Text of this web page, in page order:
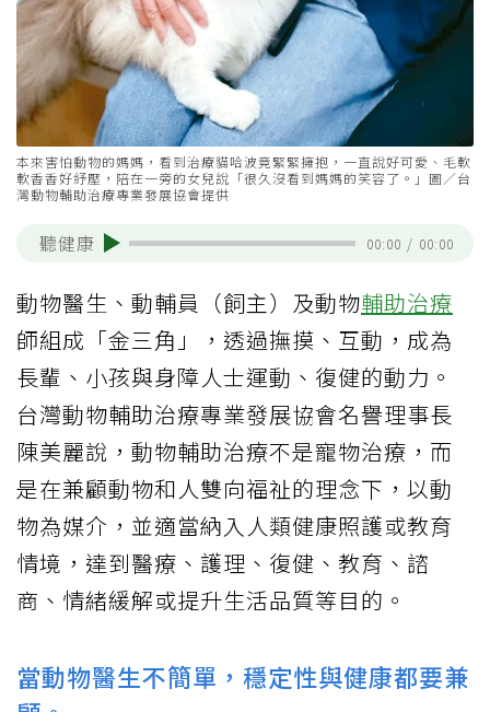
本來害怕動物的媽媽，看到治療貓哈波竟緊緊擁抱，一直說好可愛、毛軟
軟香香好紓壓，陪在一旁的女兒說「很久沒看到媽媽的笑容了。」圖／台
灣動物輔助治療專業發展協會提供
聽健康 00:00 / 00:00
動物醫生、動輔員（飼主）及動物輔助治療
師組成「金三角」，透過撫摸、互動，成為
長輩、小孩與身障人士運動、復健的動力。
台灣動物輔助治療專業發展協會名譽理事長
陳美麗說，動物輔助治療不是寵物治療，而
是在兼顧動物和人雙向福祉的理念下，以動
物為媒介，並適當納入人類健康照護或教育
情境，達到醫療、護理、復健、教育、諮
商、情緒緩解或提升生活品質等目的。
當動物醫生不簡單，穩定性與健康都要兼